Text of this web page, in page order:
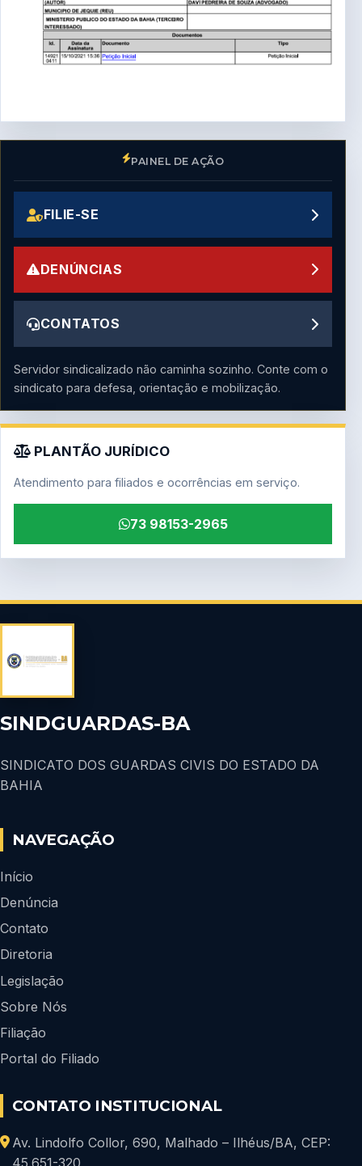
PAINEL DE AÇÃO
FILIE-SE
DENÚNCIAS
CONTATOS
Servidor sindicalizado não caminha sozinho. Conte com o
sindicato para defesa, orientação e mobilização.
PLANTÃO JURÍDICO
Atendimento para filiados e ocorrências em serviço.
73 98153-2965
SINDGUARDAS-BA
SINDICATO DOS GUARDAS CIVIS DO ESTADO DA
BAHIA
NAVEGAÇÃO
Início
Denúncia
Contato
Diretoria
Legislação
Sobre Nós
Filiação
Portal do Filiado
CONTATO INSTITUCIONAL
Av. Lindolfo Collor, 690, Malhado – Ilhéus/BA, CEP: